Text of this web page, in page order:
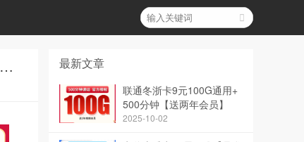
上海联通800元包1年单宽带500M【免调试费】和联通富饶卡39元170G【发全国】哪个性价比最高？ 最新文章
联通冬浙卡9元100G通用+
500分钟【送两年会员】
2025-10-02